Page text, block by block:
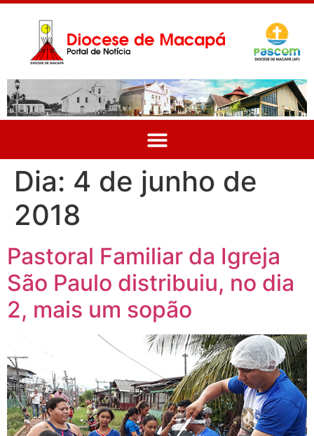
Dia: 4 de junho de
2018
Pastoral Familiar da Igreja
São Paulo distribuiu, no dia
2, mais um sopão